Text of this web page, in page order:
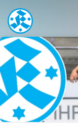
Skip header